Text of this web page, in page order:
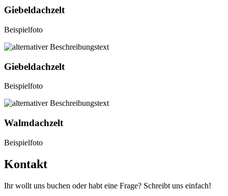
Giebeldachzelt
Beispielfoto
Giebeldachzelt
Beispielfoto
Walmdachzelt
Beispielfoto
Kontakt
Ihr wollt uns buchen oder habt eine Frage? Schreibt uns einfach!